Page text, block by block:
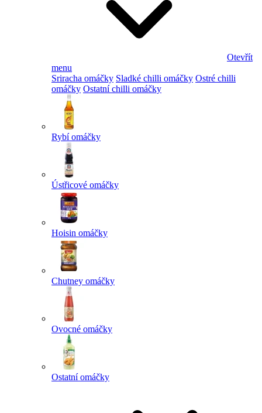
Otevřít
menu
Sriracha omáčky Sladké chilli omáčky Ostré chilli
omáčky Ostatní chilli omáčky
Rybí omáčky
Ústřicové omáčky
Hoisin omáčky
Chutney omáčky
Ovocné omáčky
Ostatní omáčky